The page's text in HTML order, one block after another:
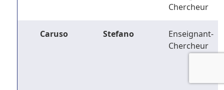
Chercheur
Caruso Stefano
Enseignant-
Chercheur